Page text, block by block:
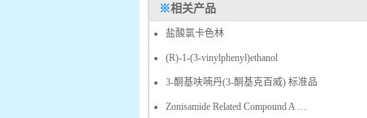
※相关产品
盐酸氯卡色林
(R)-1-(3-vinylphenyl)ethanol
3-酮基呋喃丹(3-酮基克百威) 标准品
Zonisamide Related Compound A …